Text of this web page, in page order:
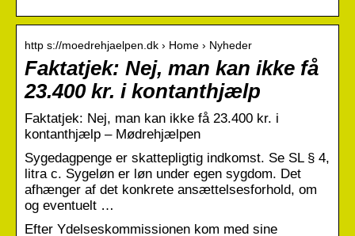
http s://moedrehjaelpen.dk › Home › Nyheder
Faktatjek: Nej, man kan ikke få
23.400 kr. i kontanthjælp
Faktatjek: Nej, man kan ikke få 23.400 kr. i
kontanthjælp – Mødrehjælpen
Sygedagpenge er skattepligtig indkomst. Se SL § 4,
litra c. Sygeløn er løn under egen sygdom. Det
afhænger af det konkrete ansættelsesforhold, om
og eventuelt …
Efter Ydelseskommissionen kom med sine